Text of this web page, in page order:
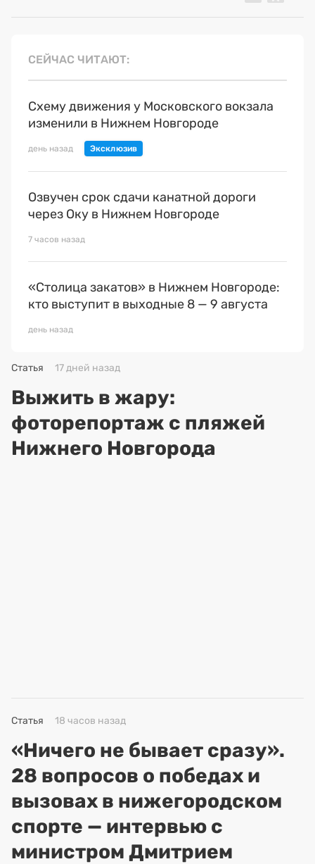
СЕЙЧАС ЧИТАЮТ
Схему движения у Московского вокзала
изменили в Нижнем Новгороде
день назад
Озвучен срок сдачи канатной дороги
через Оку в Нижнем Новгороде
7 часов назад
«Столица закатов» в Нижнем Новгороде:
кто выступит в выходные 8 — 9 августа
день назад
Статья 17 дней назад
Выжить в жару:
фоторепортаж с пляжей
Нижнего Новгорода
Статья 18 часов назад
«Ничего не бывает сразу».
28 вопросов о победах и
вызовах в нижегородском
спорте — интервью с
министром Дмитрием